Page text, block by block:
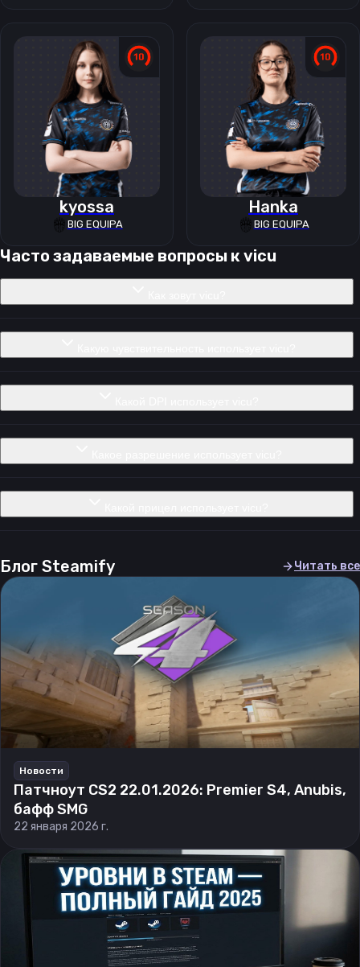
kyossa
BIG EQUIPA
Hanka
BIG EQUIPA
Часто задаваемые вопросы кvicu
Блог Steamify Читать все
Новости
Патчноут CS2 22.01.2026: Premier S4, Anubis,
бафф SMG
22 января 2026 г.